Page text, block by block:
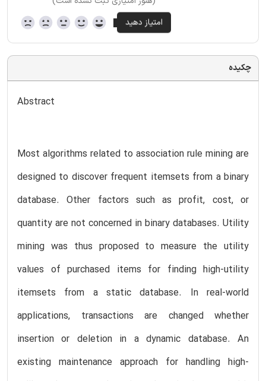
چکیده
Abstract
Most algorithms related to association rule mining are
designed to discover frequent itemsets from a binary
database. Other factors such as profit, cost, or
quantity are not concerned in binary databases. Utility
mining was thus proposed to measure the utility
values of purchased items for finding high-utility
itemsets from a static database. In real-world
applications, transactions are changed whether
insertion or deletion in a dynamic database. An
existing maintenance approach for handling high-